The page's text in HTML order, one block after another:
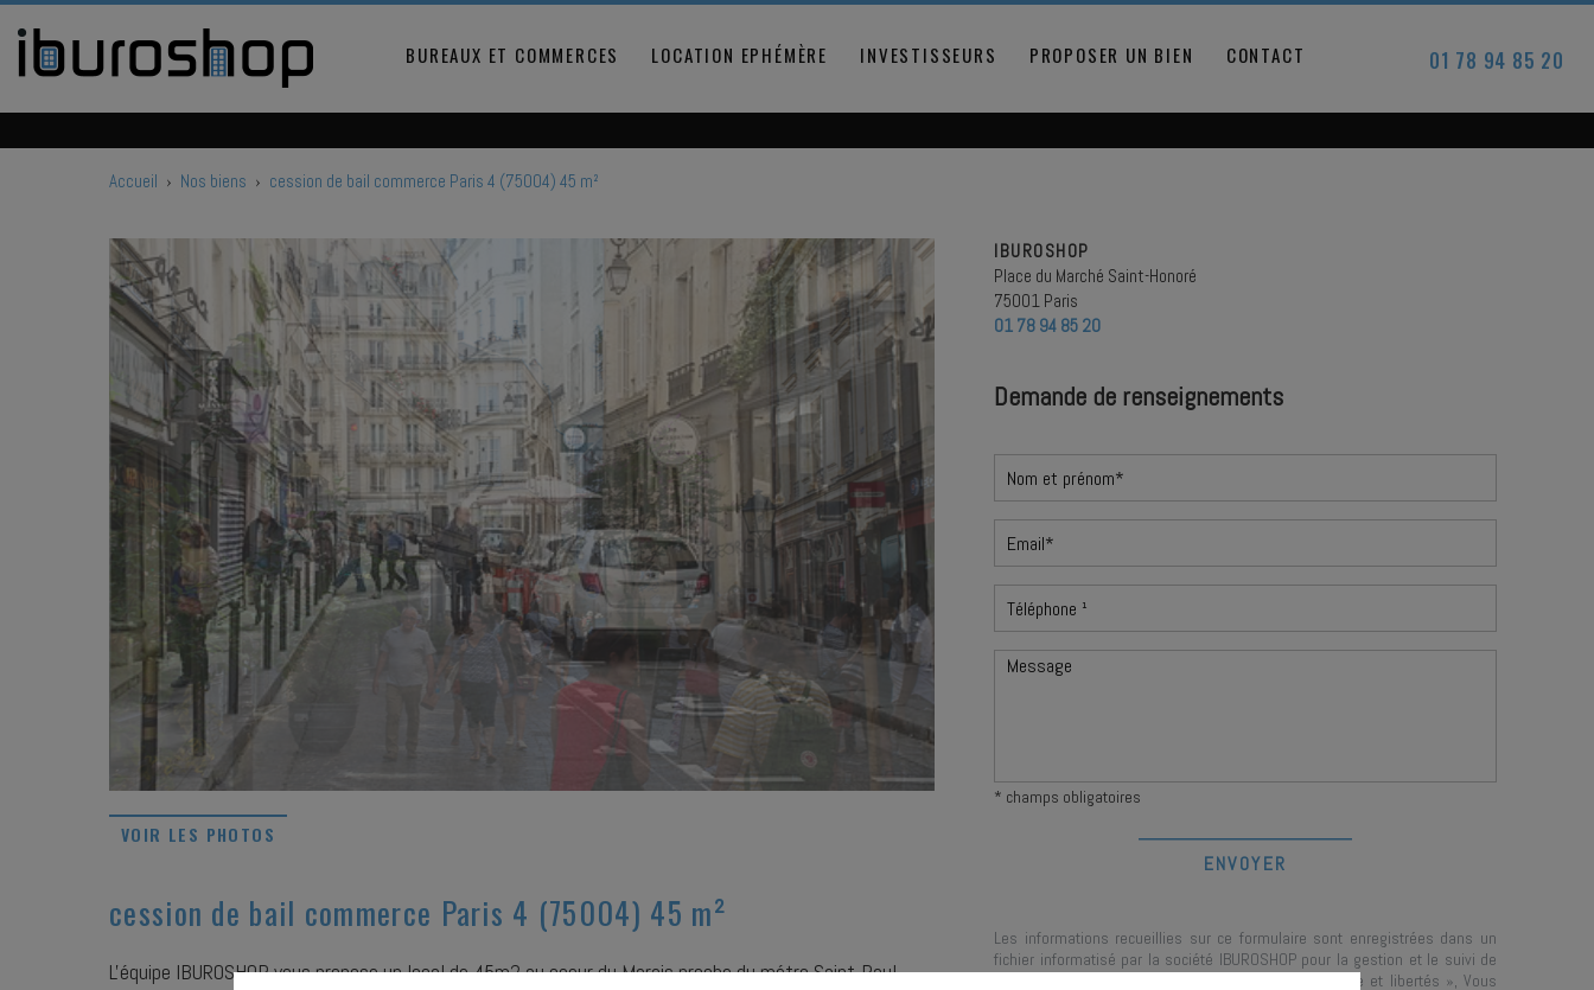
BUREAUX ET COMMERCES LOCATION EPHÉMÈRE INVESTISSEURS PROPOSER UN BIEN CONTACT 01 78 94 85 20
Accueil › Nos biens › cession de bail commerce Paris 4 (75004) 45 m²
VOIR LES PHOTOS
cession de bail commerce Paris 4 (75004) 45 m²
L'équipe IBUROSHOP vous propose un local de 45m2 au coeur du Marais proche du métro Saint-Paul.
IBUROSHOP
Place du Marché Saint-Honoré
75001 Paris
01 78 94 85 20
Demande de renseignements
* champs obligatoires
Les informations recueillies sur ce formulaire sont enregistrées dans un
fichier informatisé par la société IBUROSHOP pour la gestion et le suivi de
votre demande. Conformément à la loi « informatique et libertés », Vous